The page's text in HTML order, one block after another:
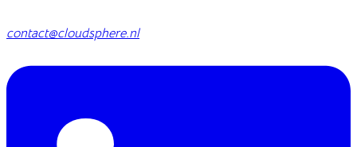
contact@cloudsphere.nl